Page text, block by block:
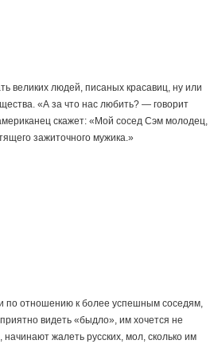
великих людей, писаных красавиц, ну или
«А за что нас любить? — говорит
скажет: «Мой сосед Сэм молодец,
зажиточного мужика.»
по отношению к более успешным соседям,
видеть «быдло», им хочется не
жалеть русских, мол, сколько им